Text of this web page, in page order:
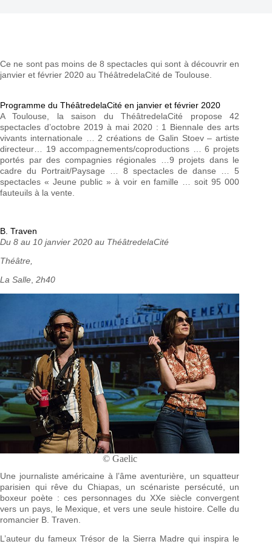
Ce ne sont pas moins de 8 spectacles qui sont à découvrir en
janvier et février 2020 au ThéâtredelaCité de Toulouse.
Programme du ThéâtredelaCité en janvier et février 2020
A Toulouse, la saison du ThéâtredelaCité propose 42
spectacles d’octobre 2019 à mai 2020 : 1 Biennale des arts
vivants internationale … 2 créations de Galin Stoev – artiste
directeur… 19 accompagnements/coproductions … 6 projets
portés par des compagnies régionales …9 projets dans le
cadre du Portrait/Paysage … 8 spectacles de danse … 5
spectacles « Jeune public » à voir en famille … soit 95 000
fauteuils à la vente.
B. Traven
Du 8 au 10 janvier 2020 au ThéâtredelaCité
Théâtre,
La Salle, 2h40
© Gaelic
Une journaliste américaine à l’âme aventurière, un squatteur
parisien qui rêve du Chiapas, un scénariste persécuté, un
boxeur poète : ces personnages du XXe siècle convergent
vers un pays, le Mexique, et vers une seule histoire. Celle du
romancier B. Traven.
L’auteur du fameux Trésor de la Sierra Madre qui inspira le